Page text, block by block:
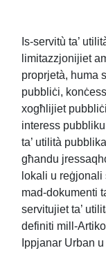
Is-servitù ta’
limitazzjonijiet
proprjetà, huma
pubbliċi,
xogħlijiet
interess
ta’ utilità
għandu
lokali u
mad-dokumenti
servitujiet ta’
definiti mill-
Ippjanar Urban